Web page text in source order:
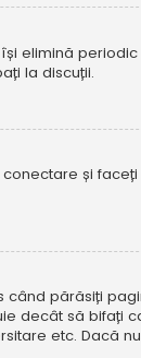
elimină
la discuții.
și
părăsiți
decât să bifați
etc. Dacă